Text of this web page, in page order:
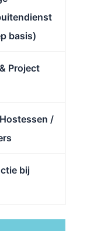
basis)
Project
/
bij